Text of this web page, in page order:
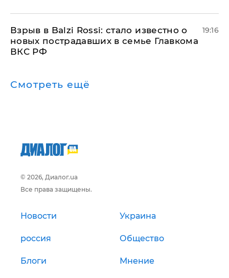
Взрыв в Balzi Rossi: стало известно о
новых пострадавших в семье Главкома
ВКС РФ
19:16
Смотреть ещё
© 2026, Диалог.ua
Все права защищены.
Новости Украина
россия Общество
Блоги Мнение